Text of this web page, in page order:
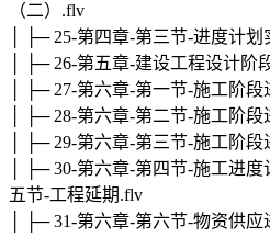
（二）.flv
│ ├─ 25-第四章-第三节-进度计
│ ├─ 26-第五章-建设工程设计阶
│ ├─ 27-第六章-第一节-施工阶
│ ├─ 28-第六章-第二节-施工阶
│ ├─ 29-第六章-第三节-施工阶
│ ├─ 30-第六章-第四节-施工进
五节-工程延期.flv
│ ├─ 31-第六章-第六节-物资供